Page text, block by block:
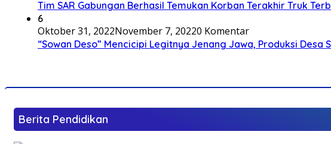
Tim SAR Gabungan Berhasil Temukan Korban Terakhir Truk
6
Oktober 31, 2022November 7, 20220 Komentar
“Sowan Deso” Mencicipi Legitnya Jenang Jawa, Produksi
Berita Pendidikan